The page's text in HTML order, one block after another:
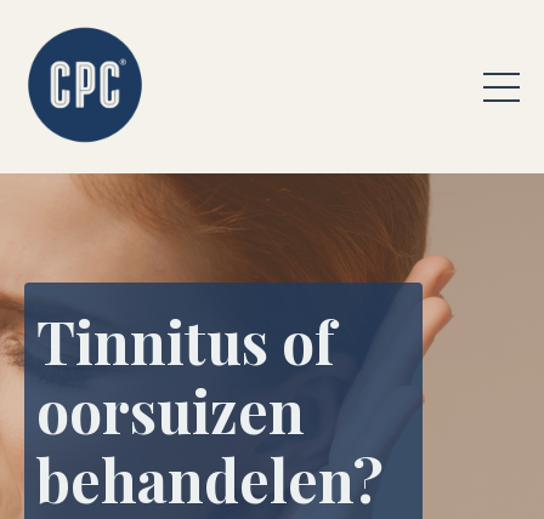
Tinnitus of
oorsuizen
behandelen?